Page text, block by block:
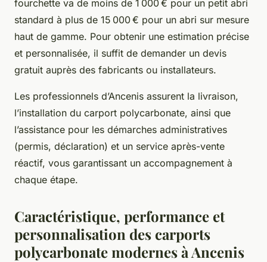
fourchette va de moins de 1 000 € pour un petit abri
standard à plus de 15 000 € pour un abri sur mesure
haut de gamme. Pour obtenir une estimation précise
et personnalisée, il suffit de demander un devis
gratuit auprès des fabricants ou installateurs.
Les professionnels d’Ancenis assurent la livraison,
l’installation du carport polycarbonate, ainsi que
l’assistance pour les démarches administratives
(permis, déclaration) et un service après-vente
réactif, vous garantissant un accompagnement à
chaque étape.
Caractéristique, performance et
personnalisation des carports
polycarbonate modernes à Ancenis